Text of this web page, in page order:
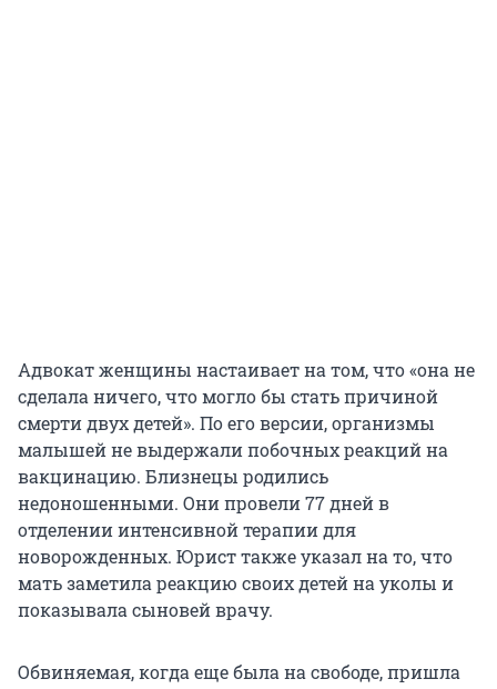
Адвокат женщины настаивает на том, что «она не
сделала ничего, что могло бы стать причиной
смерти двух детей». По его версии, организмы
малышей не выдержали побочных реакций на
вакцинацию. Близнецы родились
недоношенными. Они провели 77 дней в
отделении интенсивной терапии для
новорожденных. Юрист также указал на то, что
мать заметила реакцию своих детей на уколы и
показывала сыновей врачу.
Обвиняемая, когда еще была на свободе, пришла